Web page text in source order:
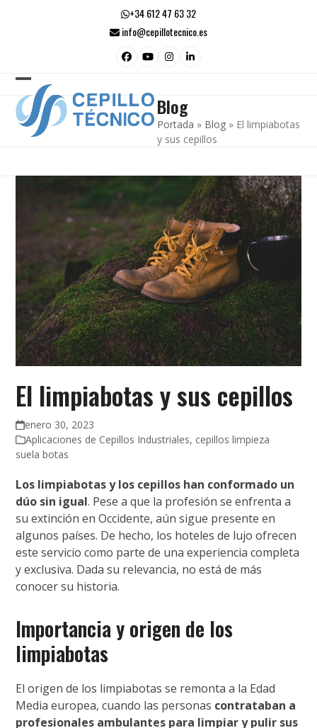
+34 612 47 63 32
info@cepillotecnico.es
Facebook
YouTubeInstagram
LinkedIn
Open
mobile
menu
Close
mobile
menu
Blog
Portada » Blog » El limpiabotas
y sus cepillos
El limpiabotas y sus cepillos
enero 30, 2023
Aplicaciones de Cepillos Industriales, cepillos limpieza
suela botas
Los limpiabotas y los cepillos han conformado un
dúo sin igual. Pese a que la profesión se enfrenta a
su extinción en Occidente, aún sigue presente en
algunos países. De hecho, los hoteles de lujo ofrecen
este servicio como parte de una experiencia completa
y exclusiva. Dada su relevancia, no está de más
conocer su historia.
Importancia y origen de los
limpiabotas
El origen de los limpiabotas se remonta a la Edad
Media europea, cuando las personas contrataban a
profesionales ambulantes para limpiar y pulir sus